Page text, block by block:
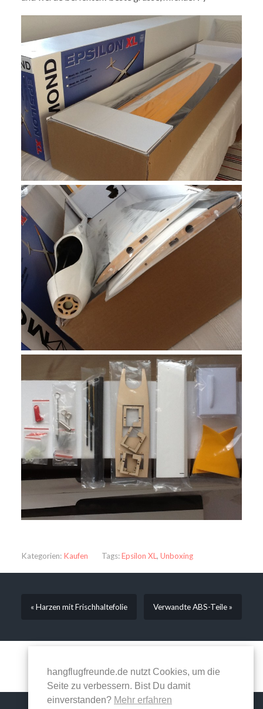
Kategorien: Kaufen Tags:Epsilon XL , Unboxing
« Harzen mit Frischhaltefolie Verwandte ABS-Teile »
Kommentare sind geschlossen.
hangflugfreunde.de nutzt Cookies, um die
Seite zu verbessern. Bist Du damit
einverstanden? Mehr erfahren